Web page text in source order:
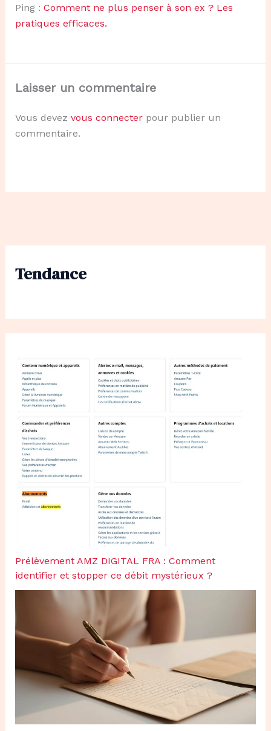
Tendance
Prélèvement AMZ DIGITAL FRA : Comment
identifier et stopper ce débit mystérieux ?
Ping : Comment ne plus penser à son ex ? Les
pratiques efficaces.
Laisser un commentaire
Vous devez vous connecterpour publier un
commentaire.